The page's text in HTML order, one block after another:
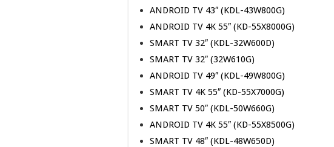
ANDROID TV 43″ (KDL-43W800G)
ANDROID TV 4K 55″ (KD-55X8000G)
SMART TV 32″ (KDL-32W600D)
SMART TV 32″ (32W610G)
ANDROID TV 49″ (KDL-49W800G)
SMART TV 4K 55″ (KD-55X7000G)
SMART TV 50″ (KDL-50W660G)
ANDROID TV 4K 55″ (KD-55X8500G)
SMART TV 48″ (KDL-48W650D)